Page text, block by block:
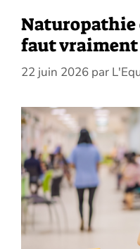
Naturopathie
faut
22 juin 2026 par